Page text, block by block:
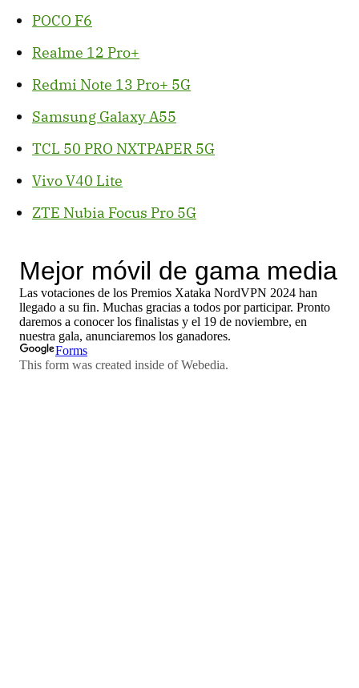
POCO F6
Realme 12 Pro+
Redmi Note 13 Pro+ 5G
Samsung Galaxy A55
TCL 50 PRO NXTPAPER 5G
Vivo V40 Lite
ZTE Nubia Focus Pro 5G